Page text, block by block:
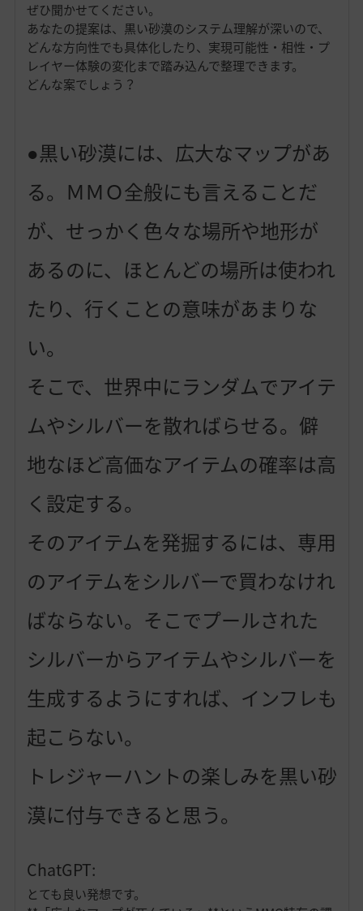
ぜひ聞かせてください。
あなたの提案は、黒い砂漠のシステム理解が深いので、
どんな方向性でも具体化したり、実現可能性・相性・プ
レイヤー体験の変化まで踏み込んで整理できます。
どんな案でしょう？
●黒い砂漠には、広大なマップがあ
る。ＭＭＯ全般にも言えることだ
が、せっかく色々な場所や地形が
あるのに、ほとんどの場所は使われ
たり、行くことの意味があまりな
い。
そこで、世界中にランダムでアイテ
ムやシルバーを散ればらせる。僻
地なほど高価なアイテムの確率は高
く設定する。
そのアイテムを発掘するには、専用
のアイテムをシルバーで買わなけれ
ばならない。そこでプールされた
シルバーからアイテムやシルバーを
生成するようにすれば、インフレも
起こらない。
トレジャーハントの楽しみを黒い砂
漠に付与できると思う。
ChatGPT:
とても良い発想です。